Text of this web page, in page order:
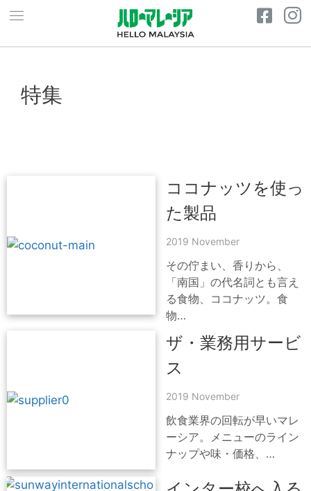
特集
ココナッツを使っ
た製品
2019 November
その佇まい、香りから、
「南国」の代名詞とも言え
る食物、ココナッツ。食
物…
ザ・業務用サービ
ス
2019 November
飲食業界の回転が早いマレ
ーシア。メニューのライン
ナップや味・価格、…